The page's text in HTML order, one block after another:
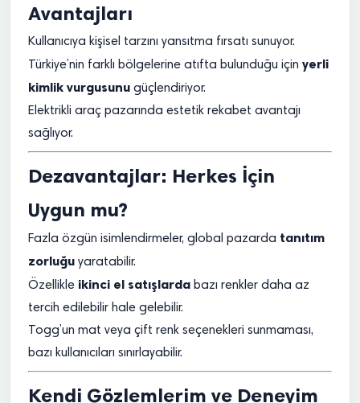
Avantajları
Kullanıcıya kişisel tarzını yansıtma fırsatı sunuyor.
Türkiye’nin farklı bölgelerine atıfta bulunduğu için yerli
kimlik vurgusunu güçlendiriyor.
Elektrikli araç pazarında estetik rekabet avantajı
sağlıyor.
Dezavantajlar: Herkes İçin
Uygun mu?
Fazla özgün isimlendirmeler, global pazarda tanıtım
zorluğu yaratabilir.
Özellikle ikinci el satışlarda bazı renkler daha az
tercih edilebilir hale gelebilir.
Togg’un mat veya çift renk seçenekleri sunmaması,
bazı kullanıcıları sınırlayabilir.
Kendi Gözlemlerim ve Deneyim